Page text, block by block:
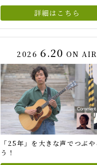
詳細はこちら
2026 6.20 ON AIR
「25年」を大きな声でつぶ
う！